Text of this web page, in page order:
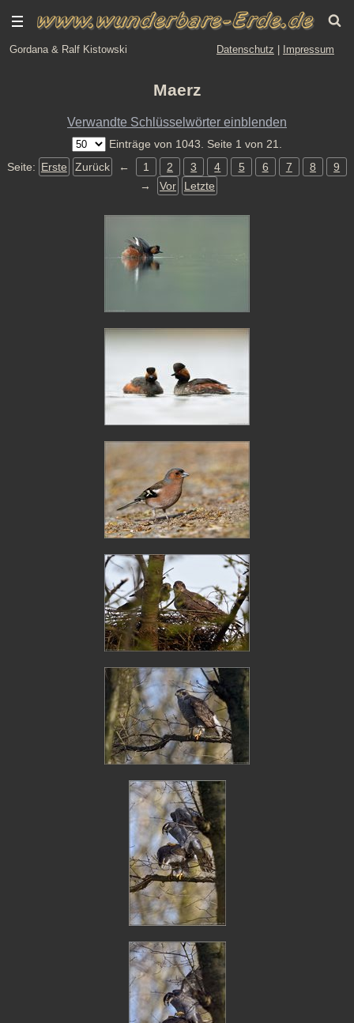
Gordana & Ralf Kistowski Datenschutz Impressum
Maerz
Verwandte Schlüsselwörter einblenden
Einträge von 1043. Seite 1 von 21.
Seite: Erste Zurück ← 1 2 3 4 5 6 7 8
9
→
Vor Letzte